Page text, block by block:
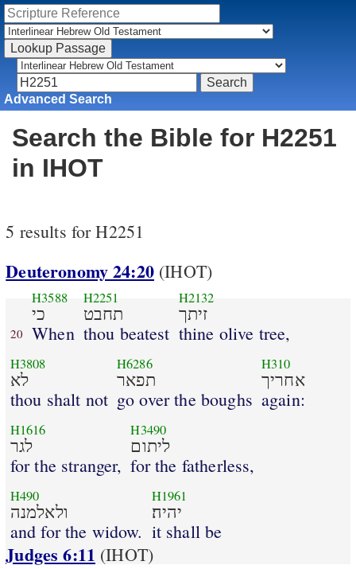
Advanced Search
Search the Bible for H2251
in IHOT
5 results for H2251
Deuteronomy 24:20(IHOT)
20
H3588
כי
When
H2251
תחבט
thou beatest
H2132
זיתך
thine olive tree,
H3808
לא
thou shalt not
H6286
תפאר
go over the boughs
H310
אחריך
again:
H1616
לגר
for the stranger,
H3490
ליתום
for the fatherless,
H490
ולאלמנה
and for the widow.
H1961
יהיה׃
it shall be
Judges 6:11 (IHOT)